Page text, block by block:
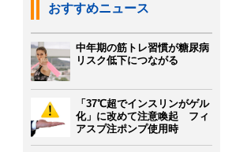
おすすめニュース
中年期の筋トレ習慣が糖尿病
リスク低下につながる
「37℃超でインスリンがゲル
化」に改めて注意喚起 フィ
アスプ注ポンプ使用時